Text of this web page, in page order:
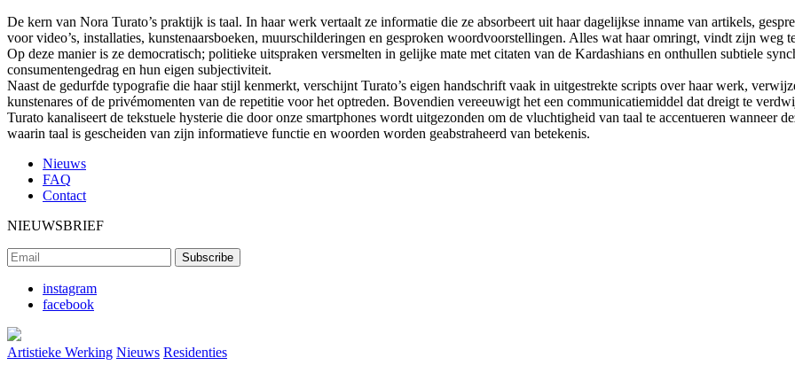
De kern van Nora Turato’s praktijk is taal. In haar werk vertaalt ze informatie die ze absorbeert uit haar dagelijkse inname van artikels,
voor video’s, installaties, kunstenaarsboeken, muurschilderingen en gesproken woordvoorstellingen. Alles wat haar omringt, vindt zijn weg
Op deze manier is ze democratisch; politieke uitspraken versmelten in gelijke mate met citaten van de Kardashians en onthullen subtiele
consumentengedrag en hun eigen subjectiviteit.
Naast de gedurfde typografie die haar stijl kenmerkt, verschijnt Turato’s eigen handschrift vaak in uitgestrekte scripts over haar werk,
kunstenares of de privémomenten van de repetitie voor het optreden. Bovendien vereeuwigt het een communicatiemiddel dat dreigt te
Turato kanaliseert de tekstuele hysterie die door onze smartphones wordt uitgezonden om de vluchtigheid van taal te accentueren wanneer
waarin taal is gescheiden van zijn informatieve functie en woorden worden geabstraheerd van betekenis.
Nieuws
FAQ
Contact
NIEUWSBRIEF
instagram
facebook
Artistieke Werking Nieuws Residenties